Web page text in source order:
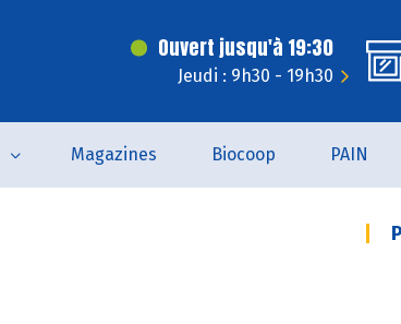
Ouvert jusqu'à 19:30
Jeudi : 9h30 - 19h30
Magazines Biocoop PAIN